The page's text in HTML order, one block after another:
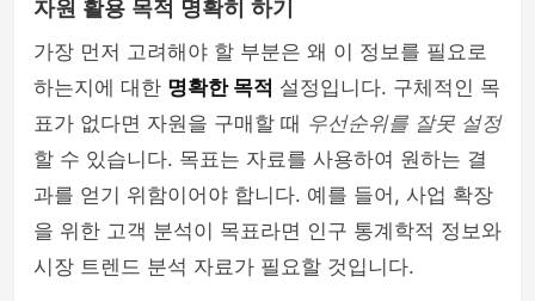
자원 활용 목적 명확히 하기
가장 먼저 고려해야 할 부분은 왜 이 정보를 필요로
하는지에 대한 명확한 목적 설정입니다. 구체적인 목
표가 없다면 자원을 구매할 때 우선순위를 잘못 설정
할 수 있습니다. 목표는 자료를 사용하여 원하는 결
과를 얻기 위함이어야 합니다. 예를 들어, 사업 확장
을 위한 고객 분석이 목표라면 인구 통계학적 정보와
시장 트렌드 분석 자료가 필요할 것입니다.